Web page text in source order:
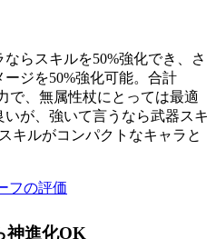
らスキルを50%強化でき、さ
ジを50%強化可能。合計
で、無属性杖にとっては最適
が、強いて言うなら武器スキ
キルがコンパクトなキャラと
フの評価
神進化OK